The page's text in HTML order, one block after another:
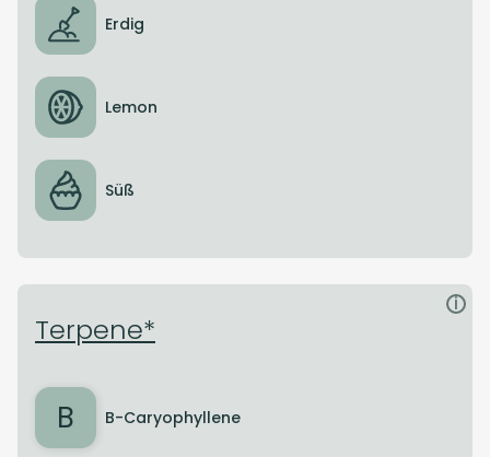
Erdig
Lemon
Süß
Terpene*
i
B B-Caryophyllene